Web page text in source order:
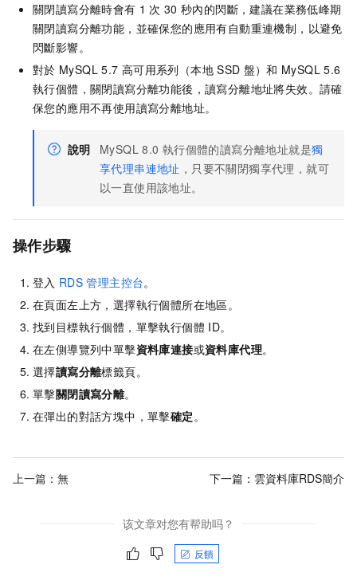
關閉讀寫分離時會有 1 次 30 秒內的閃斷，建議在業務低峰期
關閉讀寫分離功能，並確保您的應用有自動重連機制，以避免
閃斷影響。
對於 MySQL 5.7 高可用系列（本地 SSD 盤）和 MySQL 5.6
執行個體，關閉讀寫分離功能後，讀寫分離地址將失效。請確
保您的應用不再使用讀寫分離地址。
說明 MySQL 8.0 執行個體的讀寫分離地址就是獨
享代理串連地址 ，只要不關閉獨享代理，就可
以一直使用該地址。
操作步驟
登入 RDS 管理主控台。
在頁面左上方，選擇執行個體所在地區。
找到目標執行個體，單擊執行個體 ID。
在左側導覽列中單擊資料庫連接或資料庫代理。
選擇讀寫分離標籤頁。
單擊關閉讀寫分離。
在彈出的對話方塊中，單擊確定。
上一篇：無 下一篇： 雲資料庫RDS簡介
该文章对您有帮助吗？
反饋